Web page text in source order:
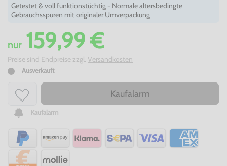
Getestet & voll funktionstüchtig - Normale altersbedingte
Gebrauchsspuren mit originaler Umverpackung
nur159,99 €
Preise sind Endpreise zzgl. Versandkosten
Ausverkauft
Kaufalarm
Kaufalarm